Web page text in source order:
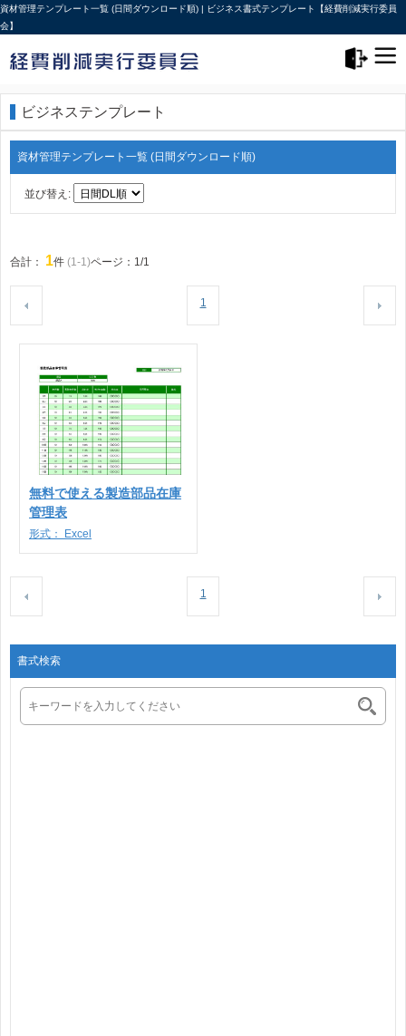
資材管理テンプレート一覧 (日間ダウンロード順) | ビジネス書式テンプレート【経費削減実行委員
会】
ビジネステンプレート
資材管理テンプレート一覧 (日間ダウンロード順)
並び替え:
合計： 1件 (1-1)ページ：1/1
1
無料で使える製造部品在庫
管理表
形式： Excel
1
書式検索